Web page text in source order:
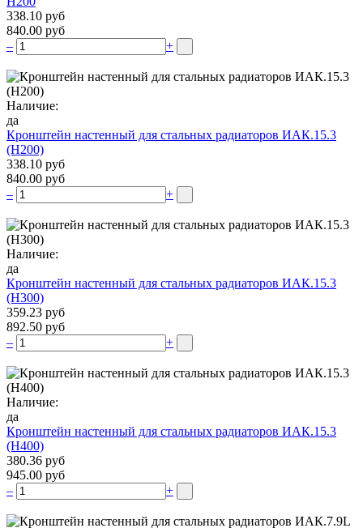
338.10 руб
840.00 руб
–
+
Наличие:
да
Кронштейн настенный для стальных радиаторов ИАК.15.3
(H200)
338.10 руб
840.00 руб
–
+
Наличие:
да
Кронштейн настенный для стальных радиаторов ИАК.15.3
(H300)
359.23 руб
892.50 руб
–
+
Наличие:
да
Кронштейн настенный для стальных радиаторов ИАК.15.3
(H400)
380.36 руб
945.00 руб
–
+